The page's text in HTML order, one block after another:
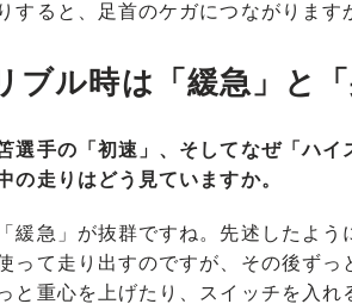
すると、足首のケガにつながります
ブル時は「緩急」と
手の「初速」、そしてなぜ「ハイ
の走りはどう見ていますか。
緩急」が抜群ですね。先述したよう
って走り出すのですが、その後ず
と重心を上げたり、スイッチを入